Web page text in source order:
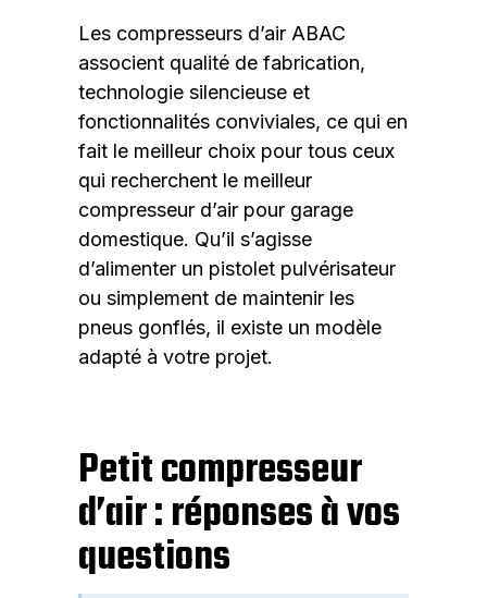
Les compresseurs d’air ABAC
associent qualité de fabrication,
technologie silencieuse et
fonctionnalités conviviales, ce qui en
fait le meilleur choix pour tous ceux
qui recherchent le meilleur
compresseur d’air pour garage
domestique. Qu’il s’agisse
d’alimenter un pistolet pulvérisateur
ou simplement de maintenir les
pneus gonflés, il existe un modèle
adapté à votre projet.
Petit compresseur
d’air : réponses à vos
questions